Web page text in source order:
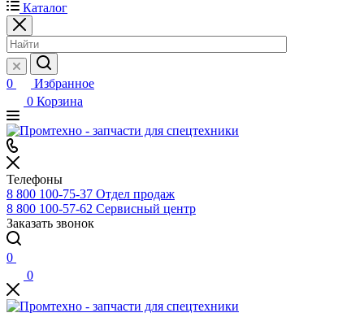
Каталог
0
Избранное
0 Корзина
Телефоны
8 800 100-75-37 Отдел продаж
8 800 100-57-62 Сервисный центр
Заказать звонок
0
0